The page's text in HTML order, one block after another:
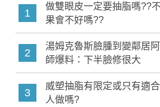
1
做雙眼皮一定要抽脂嗎??
果會不好嗎??
2
湯姆克魯斯臉腫到變鄰居
師爆料：下半臉修很大
3
威塑抽脂有限定或只有適
人做嗎?